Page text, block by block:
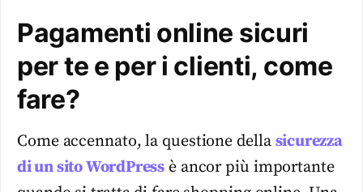
Pagamenti online sicuri
per te e per i clienti, come
fare?
Come accennato, la questione della sicurezza
di un sito WordPress è ancor più importante